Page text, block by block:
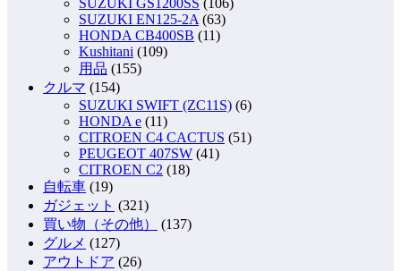
SUZUKI EN125-2A (63)
HONDA CB400SB (11)
Kushitani (109)
用品 (155)
クルマ (154)
SUZUKI SWIFT (ZC11S) (6)
HONDA e (11)
CITROEN C4 CACTUS (51)
PEUGEOT 407SW (41)
CITROEN C2 (18)
自転車 (19)
ガジェット (321)
買い物（その他）
(137)
グルメ (127)
アウトドア (26)